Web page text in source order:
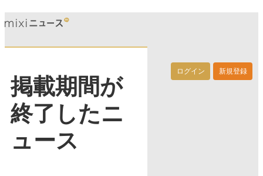
ログイン 新規登録
掲載期間が
終了したニ
ュース